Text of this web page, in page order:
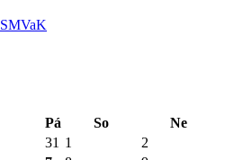
SMVaK
Pá So
Ne
31 1
2